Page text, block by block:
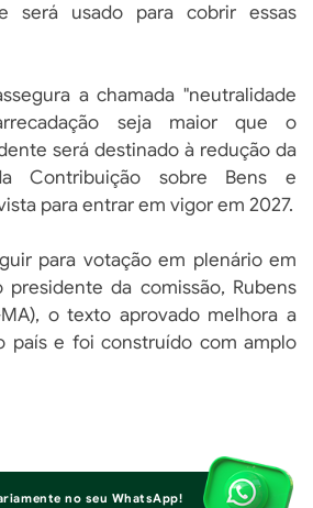
será usado para cobrir essas
a chamada "neutralidade
seja maior que o
será destinado à redução da
Contribuição sobre Bens e
para entrar em vigor em 2027.
para votação em plenário em
presidente da comissão, Rubens
o texto aprovado melhora a
país e foi construído com amplo
no seu WhatsApp!